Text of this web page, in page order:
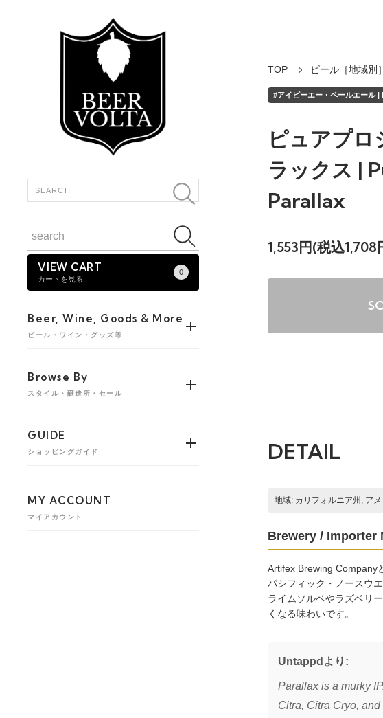
VIEW CART
カートを見る
0
Beer, Wine, Goods & More
ビール・ワイン・グッズ等
Browse By
スタイル・醸造所・セール
GUIDE
ショッピングガイド
MY ACCOUNT
マイアカウント
TOP ビール［地域別
#アイピーエー・ペールエール
ピュアプロ
ラックス |
Parallax
1,553円(税込1,708
DETAIL
地域: カリフォルニア州, アメ
Brewery / Importer
Artifex Brewing Company
パシフィック・ノースウ
ライムソルベやラズベリ
くなる味わいです。
Untappdより:
Parallax is a murky
Citra, Citra Cryo,